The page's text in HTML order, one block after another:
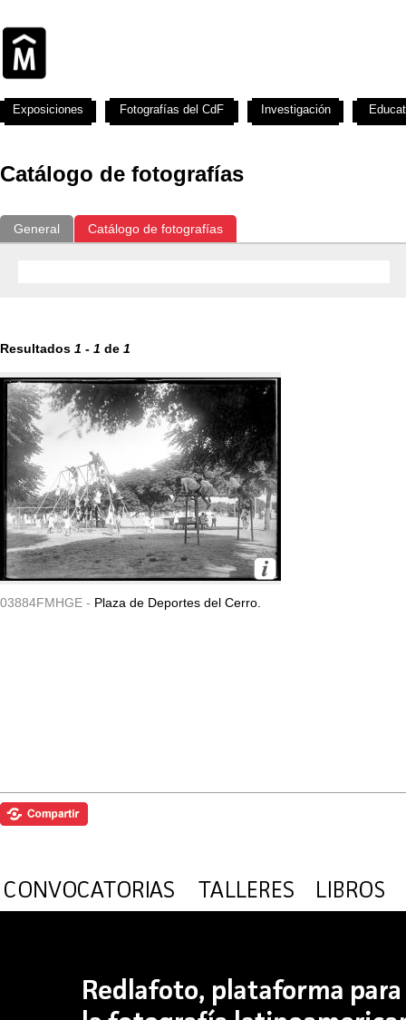
Catálogo de fotografías
General Catálogo de fotografías
Resultados 1 - 1 de 1
03884FMHGE - Plaza de Deportes del Cerro.
Exposiciones Fotografías del CdF Investigación